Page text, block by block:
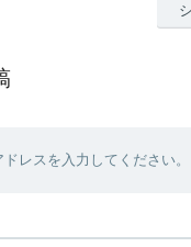
レスを入力してください。